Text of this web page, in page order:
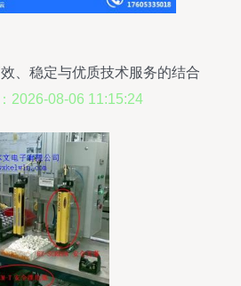
、稳定与优质技术服务的结合
2026-08-06 11:15:24